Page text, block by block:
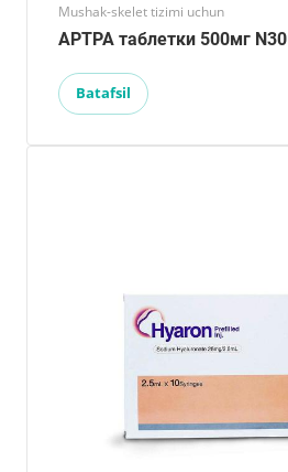
Mushak-skelet tizimi uchun
АРТРА таблетки 500мг N30
Batafsil